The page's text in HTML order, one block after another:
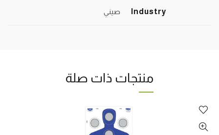
Industry صيني
منتجات ذات صلة